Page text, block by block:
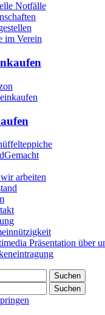
Notfälle
im Verein
arbeiten
Präsentation über
Suchen
Suchen